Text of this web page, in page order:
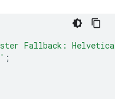
Fallback:
;